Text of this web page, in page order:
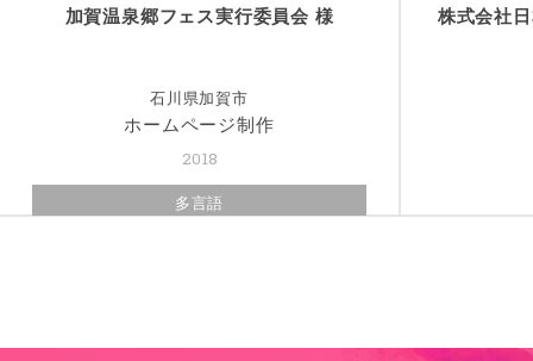
加賀温泉郷フェス実行委員会 様
石川県加賀市
ホームページ制作
2018
多言語
株式会社